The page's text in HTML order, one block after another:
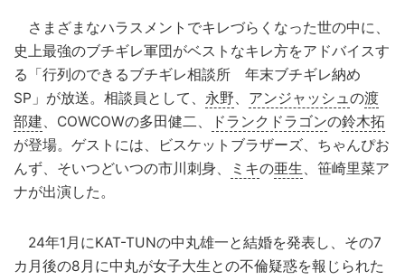
さまざまなハラスメントでキレづらくなった世の中に、
史上最強のブチギレ軍団がベストなキレ方をアドバイスす
る「行列のできるブチギレ相談所 年末ブチギレ納め
SP」が放送。相談員として、 永野、 アンジャッシュの渡
部建、COWCOWの多田健二、 ドランクドラゴンの鈴木拓
が登場。ゲストには、ビスケットブラザーズ、ちゃんぴお
んず、そいつどいつの市川刺身、
ミキの亜生、笹崎里菜ア
ナが出演した。
24年1月にKAT-TUNの中丸雄一と結婚を発表し、その7
カ月後の8月に中丸が女子大生との不倫疑惑を報じられた